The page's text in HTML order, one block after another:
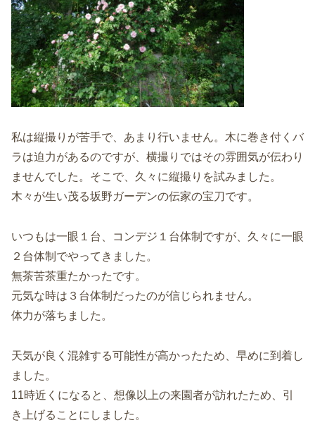
私は縦撮りが苦手で、あまり行いません。木に巻き付くバ
ラは迫力があるのですが、横撮りではその雰囲気が伝わり
ませんでした。そこで、久々に縦撮りを試みました。
木々が生い茂る坂野ガーデンの伝家の宝刀です。
いつもは一眼１台、コンデジ１台体制ですが、久々に一眼
２台体制でやってきました。
無茶苦茶重たかったです。
元気な時は３台体制だったのが信じられません。
体力が落ちました。
天気が良く混雑する可能性が高かったため、早めに到着し
ました。
11時近くになると、想像以上の来園者が訪れたため、引
き上げることにしました。